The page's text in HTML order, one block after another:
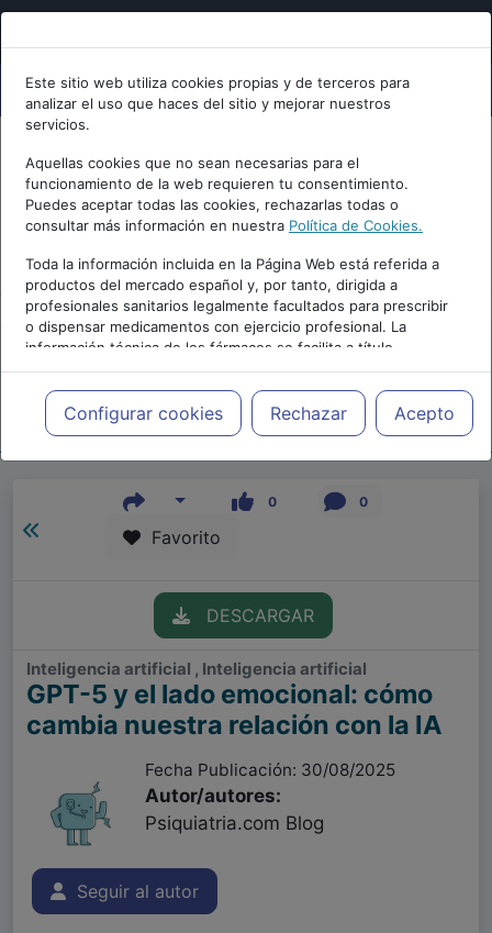
Este sitio web utiliza cookies propias y de terceros para
analizar el uso que haces del sitio y mejorar nuestros
servicios.
Aquellas cookies que no sean necesarias para el
funcionamiento de la web requieren tu consentimiento.
Puedes aceptar todas las cookies, rechazarlas todas o
consultar más información en nuestra Política de Cookies.
Toda la información incluida en la Página Web está referida a
productos del mercado español y, por tanto, dirigida a
profesionales sanitarios legalmente facultados para prescribir
o dispensar medicamentos con ejercicio profesional. La
información técnica de los fármacos se facilita a título
meramente informativo, siendo responsabilidad de los
profesionales facultados prescribir medicamentos y decidir, en
cada caso concreto, el tratamiento más adecuado a las
necesidades del paciente.
Configurar cookies Rechazar Acepto
Repositorio de Artículos |Blogs| Blog de
psiquiatria.com|
0 0
Favorito
DESCARGAR
Inteligencia artificial , Inteligencia artificial
GPT-5 y el lado emocional: cómo
cambia nuestra relación con la IA
Fecha Publicación: 30/08/2025
Autor/autores:
Psiquiatria.com Blog
Seguir al autor